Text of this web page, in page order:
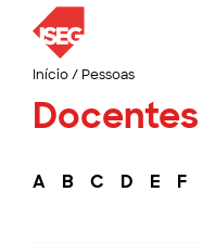
Início/ Pessoas
Docentes
A B C D E F